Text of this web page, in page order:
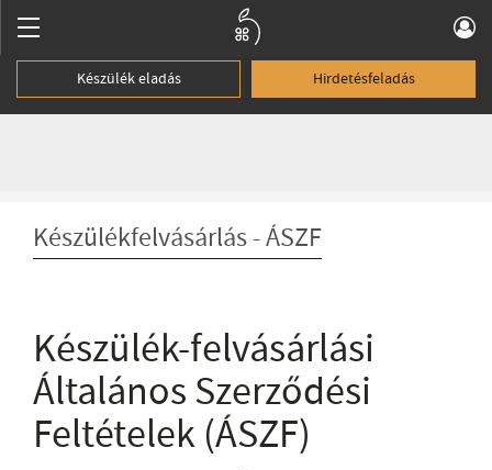
Készülék eladás Hirdetésfeladás
Készülékfelvásárlás - ÁSZF
Készülék-felvásárlási
Általános Szerződési
Feltételek (ÁSZF)